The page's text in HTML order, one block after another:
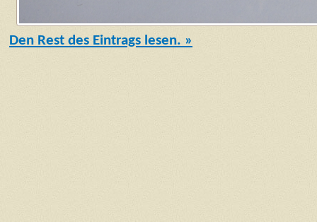
Den Rest des Eintrags lesen. »